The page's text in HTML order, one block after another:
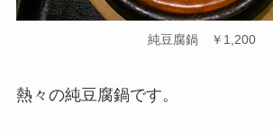
純豆腐鍋 ￥1,200
熱々の純豆腐鍋です。